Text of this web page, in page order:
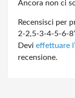
Ancora non ci
Recensisci per
2-2,5-3-4-5-6-
Devi effettuare
recensione.